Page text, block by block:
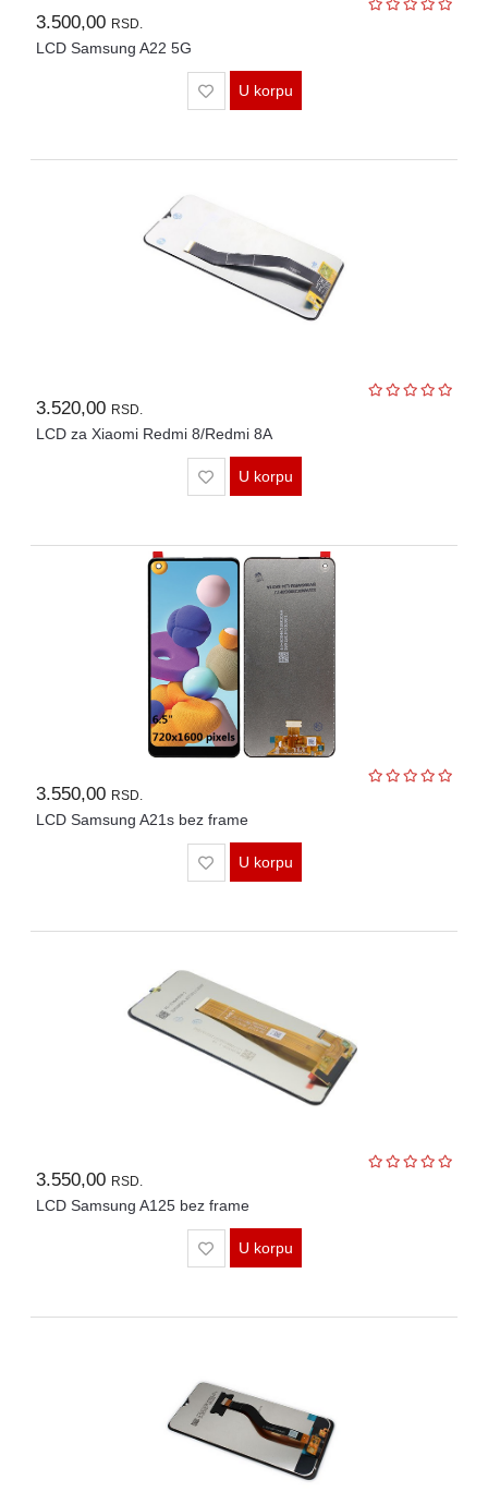
3.500,00 RSD.
LCD Samsung A22 5G
U korpu
3.520,00 RSD.
LCD za Xiaomi Redmi 8/Redmi 8A
U korpu
3.550,00 RSD.
LCD Samsung A21s bez frame
U korpu
3.550,00 RSD.
LCD Samsung A125 bez frame
U korpu